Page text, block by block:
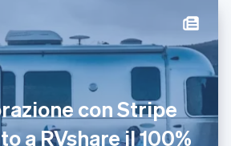
con Stripe
a RVshare il 100%